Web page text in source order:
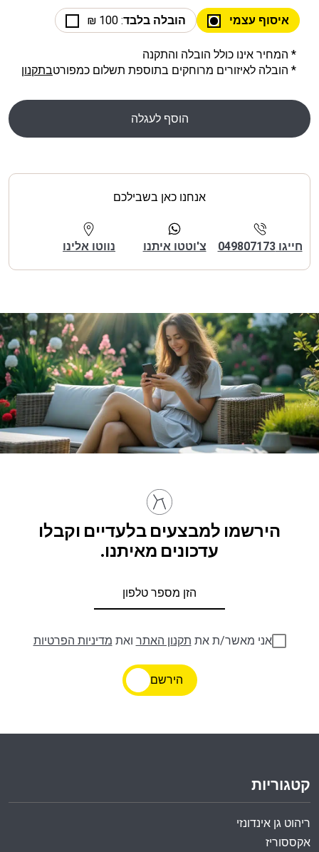
איסוף עצמי הובלה בלבד: 100 ₪
* המחיר אינו כולל הובלה והתקנה
* הובלה לאיזורים מרוחקים בתוספת תשלום כמפורטבתקנון
הוסף לעגלה
אנחנו כאן בשבילכם
חייגו 049807173 צ'וטטו איתנו נווטו אלינו
הירשמו למבצעים בלעדיים וקבלו
עדכונים מאיתנו.
אני מאשר/ת את תקנון האתר ואת מדיניות הפרטיות
הירשם
קטגוריות
ריהוט גן אינדונזי
אקססוריז